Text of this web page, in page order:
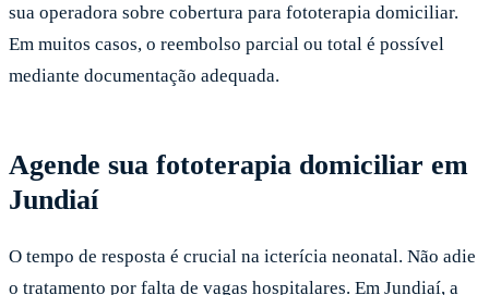
sua operadora sobre cobertura para fototerapia domiciliar.
Em muitos casos, o reembolso parcial ou total é possível
mediante documentação adequada.
Agende sua fototerapia domiciliar em
Jundiaí
O tempo de resposta é crucial na icterícia neonatal. Não adie
o tratamento por falta de vagas hospitalares. Em Jundiaí, a